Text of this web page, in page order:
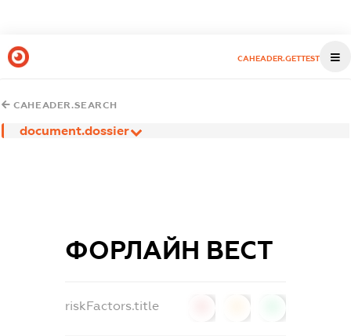
CAHEADER.GETTEST
CAHEADER.SEARCH
document.dossier
ФОРЛАЙН ВЕСТ
riskFactors.title